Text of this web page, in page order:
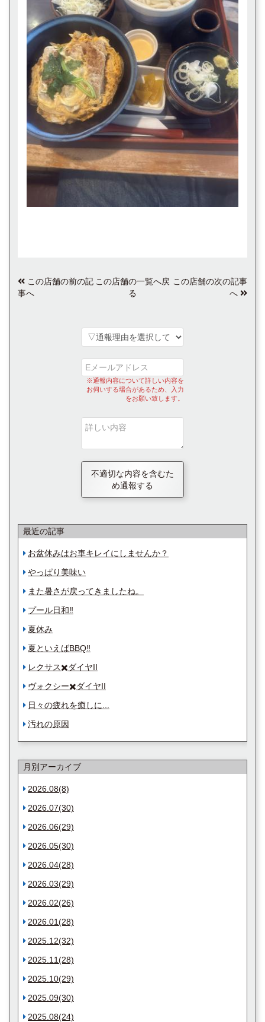
この店舗の前の記
事へ
この店舗の一覧へ戻
る
この店舗の次の記事
へ
※通報内容について詳しい内容を
お伺いする場合があるため、入力
をお願い致します。
不適切な内容を含むた
め通報する
最近の記事
お盆休みはお車キレイにしませんか？
やっぱり美味い
また暑さが戻ってきましたね。
プール日和‼️
夏休み
夏といえばBBQ‼️
レクサス✖️ダイヤII
ヴォクシー✖️ダイヤII
日々の疲れを癒しに...
汚れの原因
月別アーカイブ
2026.08(8)
2026.07(30)
2026.06(29)
2026.05(30)
2026.04(28)
2026.03(29)
2026.02(26)
2026.01(28)
2025.12(32)
2025.11(28)
2025.10(29)
2025.09(30)
2025.08(24)